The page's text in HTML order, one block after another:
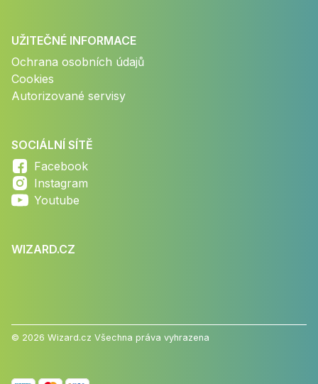
UŽITEČNÉ INFORMACE
Ochrana osobních údajů
Cookies
Autorizované servisy
SOCIÁLNÍ SÍTĚ
Facebook
Instagram
Youtube
WIZARD.CZ
© 2026 Wizard.cz Všechna práva vyhrazena